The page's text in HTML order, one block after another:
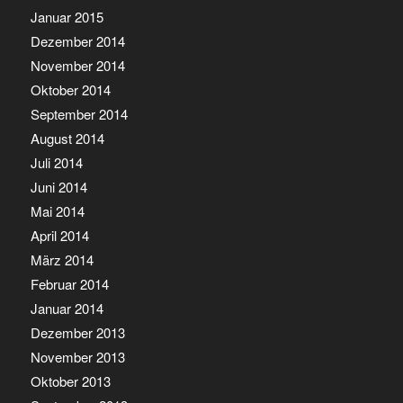
Januar 2015
Dezember 2014
November 2014
Oktober 2014
September 2014
August 2014
Juli 2014
Juni 2014
Mai 2014
April 2014
März 2014
Februar 2014
Januar 2014
Dezember 2013
November 2013
Oktober 2013